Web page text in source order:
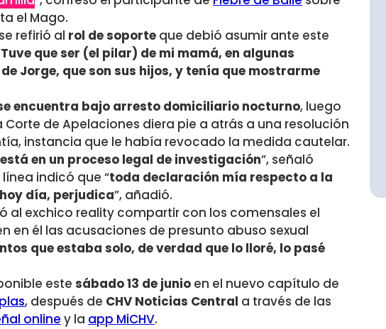
el Mago.
refirió al rol de soporte que debió asumir ante este
Tuve que ser (el pilar) de mi mamá, en algunas
Jorge, que son sus hijos, y tenía que mostrarme
encuentra bajo arresto domiciliario nocturno, luego
de Apelaciones diera pie a atrás a una resolución
instancia que le había revocado la medida cautelar.
en un proceso legal de investigación”, señaló
indicó que “toda declaración mía respecto a la
día, perjudica”, añadió.
al exchico reality compartir con los comensales el
en él las acusaciones de presunto abuso sexual
que estaba solo, de verdad que lo lloré, lo pasé
este sábado 13 de junio en el nuevo capítulo de
, después de CHV Noticias Central a través de las
online y la app MiCHV.